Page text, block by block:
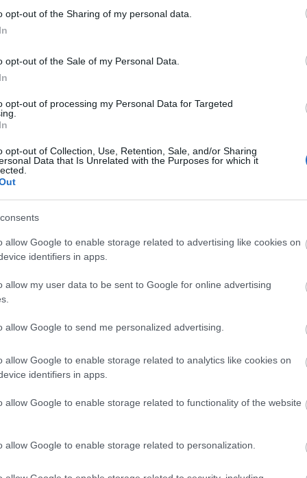
opt-out of the Sharing of my personal data.
opt-out of the Sale of my Personal Data.
opt-out of processing my Personal Data for Targeted
opt-out of Collection, Use, Retention, Sale, and/or Sharing
Data that Is Unrelated with the Purposes for which it
allow Google to enable storage related to advertising like cookies on
identifiers in apps.
allow my user data to be sent to Google for online advertising
allow Google to send me personalized advertising.
allow Google to enable storage related to analytics like cookies on
identifiers in apps.
allow Google to enable storage related to functionality of the website
allow Google to enable storage related to personalization.
on keskeinen tapahtuma
tyhjenevät lähes kokonaan ja tämän
mikä parantaa tutkimusten mukaan
onkin tärkeä teema urheilufysiologiassa.
riippuen kestävyyslajeissa 5-
harvoin matalampi. Vain riittävä
glykogeenivarastojen täydentämisen.
suurempi silloin, kun harjoituksista
sillä, että elimistön tasapainotilaa
moninkertaistuu ja kun elimistölle annetaan
rasitusta enemmän.
tilassa, glykogeenivarastot täynnä, ei
sijaan harjoittelu vajailla
tai myöhemmin päivällä niukan
ja nopeuttaa elimistön
menestyksen
kynnyksen vauhdin/tehon maksimointi,
merkittävämpi tekijä kestävyyslajeissa
alkaa kertyä elimistöön liikunnan aikana
ottamaan käyttöön enemmän nopeita
energiavoimaloita – tai verisuonitusta kuin